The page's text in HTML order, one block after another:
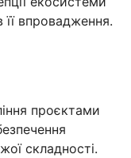
її впровадження.
проєктами
складності.